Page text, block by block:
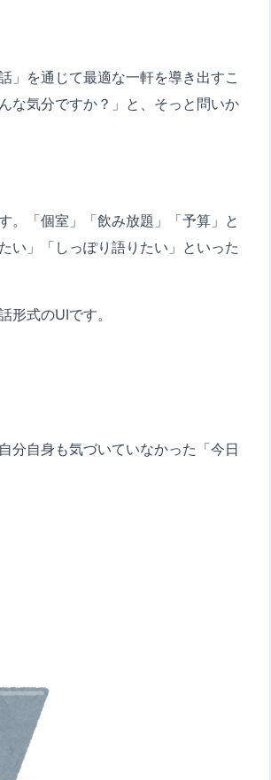
」を通じて最適な一軒を導き出すこ
な気分ですか？」と、そっと問いか
。「個室」「飲み放題」「予算」と
い」「しっぽり語りたい」といった
形式のUIです。
分自身も気づいていなかった「今日